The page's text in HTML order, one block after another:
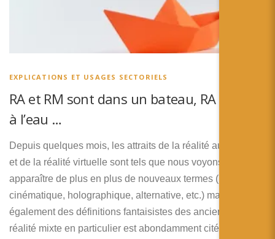
EXPLICATIONS ET USAGES SECTORIELS
RA et RM sont dans un bateau, RA tombe
à l’eau …
Depuis quelques mois, les attraits de la réalité augmentée
et de la réalité virtuelle sont tels que nous voyons
apparaître de plus en plus de nouveaux termes (réalité
cinématique, holographique, alternative, etc.) mais
également des définitions fantaisistes des anciens. La
réalité mixte en particulier est abondamment citée en ce